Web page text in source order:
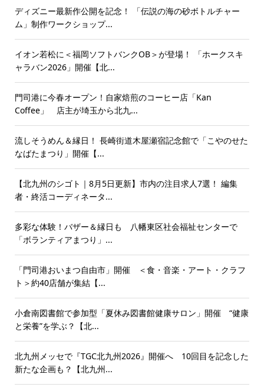
ディズニー最新作公開を記念！ 「伝説の海の砂ボトルチャー
ム」制作ワークショップ...
イオン若松に＜福岡ソフトバンクOB＞が登場！ 「ホークスキ
ャラバン2026」開催【北...
門司港に今春オープン！自家焙煎のコーヒー店「Kan
Coffee」 店主が埼玉から北九...
流しそうめん＆縁日！ 長崎街道木屋瀬宿記念館で「こやのせた
なばたまつり」開催【...
【北九州のシゴト｜8月5日更新】市内の注目求人7選！ 編集
者・終活コーディネータ...
多彩な体験！バザー＆縁日も 八幡東区社会福祉センターで
「ボランティアまつり」...
「門司港おいまつ自由市」開催 ＜食・音楽・アート・クラフ
ト＞約40店舗が集結【...
小倉南図書館で参加型「夏休み図書館健康サロン」開催 “健康
と栄養”を学ぶ？【北...
北九州メッセで『TGC北九州2026』開催へ 10回目を記念した
新たな企画も？【北九州...